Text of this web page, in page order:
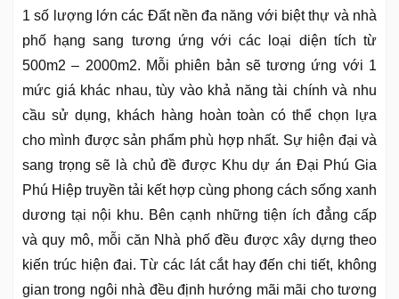
1 số lượng lớn các Đất nền đa năng với biệt thự và nhà
phố hạng sang tương ứng với các loại diện tích từ
500m2 – 2000m2. Mỗi phiên bản sẽ tương ứng với 1
mức giá khác nhau, tùy vào khả năng tài chính và nhu
cầu sử dụng, khách hàng hoàn toàn có thể chọn lựa
cho mình được sản phẩm phù hợp nhất. Sự hiện đại và
sang trọng sẽ là chủ đề được Khu dự án Đại Phú Gia
Phú Hiệp truyền tải kết hợp cùng phong cách sống xanh
dương tại nội khu. Bên cạnh những tiện ích đẳng cấp
và quy mô, mỗi căn Nhà phố đều được xây dựng theo
kiến trúc hiện đai. Từ các lát cắt hay đến chi tiết, không
gian trong ngôi nhà đều định hướng mãi mãi cho tương